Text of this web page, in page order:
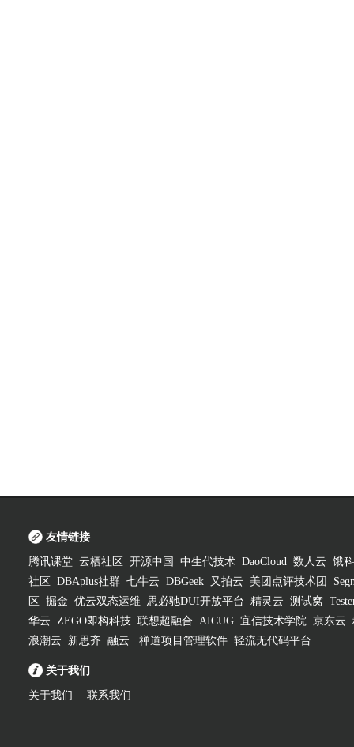
友情链接
腾讯课堂 云栖社区 开源中国 中生代技术 DaoCloud 数人云 饿
社区
DBAplus社群 七牛云 DBGeek 又拍云 美团点评技术团
区
掘金 优云双态运维 思必驰DUI开放平台 精灵云 测试窝
华云 ZEGO即构科技 联想超融合 AICUG 宜信技术学院 京东云
浪潮云
新思齐 融云 禅道项目管理软件 轻流无代码平台
关于我们
关于我们 联系我们